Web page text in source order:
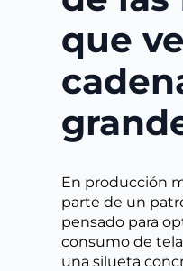
que
En producción
parte de un
pensado para
consumo de
una silueta